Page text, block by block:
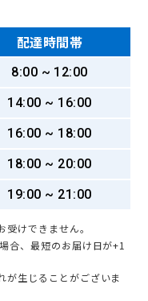
配達時間帯
8:00 ~ 12:00
14:00 ~ 16:00
16:00 ~ 18:00
18:00 ~ 20:00
19:00 ~ 21:00
けできません。
合、最短のお届け日が+1
生じることがございま